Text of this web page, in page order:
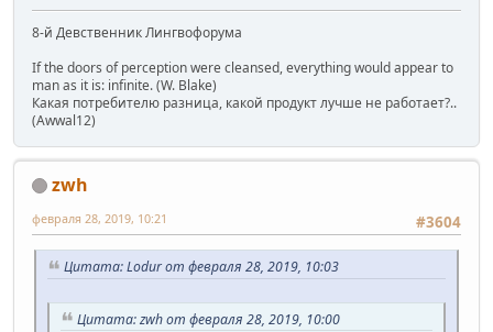
8-й Девственник Лингвофорума
If the doors of perception were cleansed, everything would appear to
man as it is: infinite. (W. Blake)
Какая потребителю разница, какой продукт лучше не работает?..
(Awwal12)
zwh
#3604
февраля 28, 2019, 10:21
Цитата: Lodur от февраля 28, 2019, 10:03
Цитата: zwh от февраля 28, 2019, 10:00